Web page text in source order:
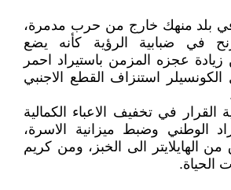
في بلد منهك خارج من حرب مدمرة،
في ضبابية الرؤية كأنه يضع
زيادة عجزه المزمن باستيراد احمر
الكونسيلر استنزاف القطع الاجنبي
القرار في تخفيف الاعباء الكمالية
الوطني وضبط ميزانية الاسرة،
من الهايلايتر الى الخبز، ومن كريم
الحياة.